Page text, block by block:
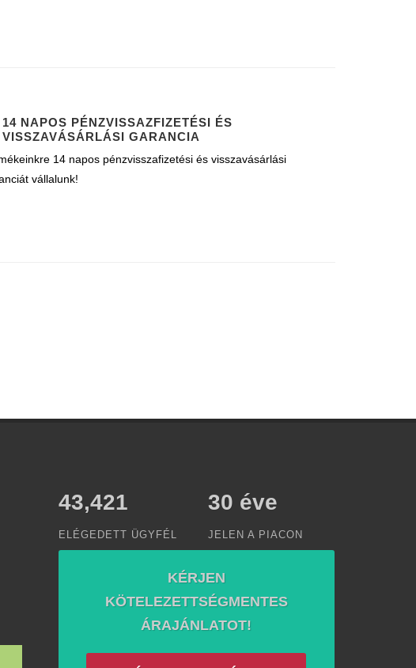
14 NAPOS PÉNZVISSAZFIZETÉSI ÉS
VISSZAVÁSÁRLÁSI GARANCIA
14 napos pénzvisszafizetési és visszavásárlási
vállalunk!
50,000
ELÉGEDETT ÜGYFÉL
30 éve
JELEN A PIACON
KÉRJEN
KÖTELEZETTSÉGMENTES
ÁRAJÁNLATOT!